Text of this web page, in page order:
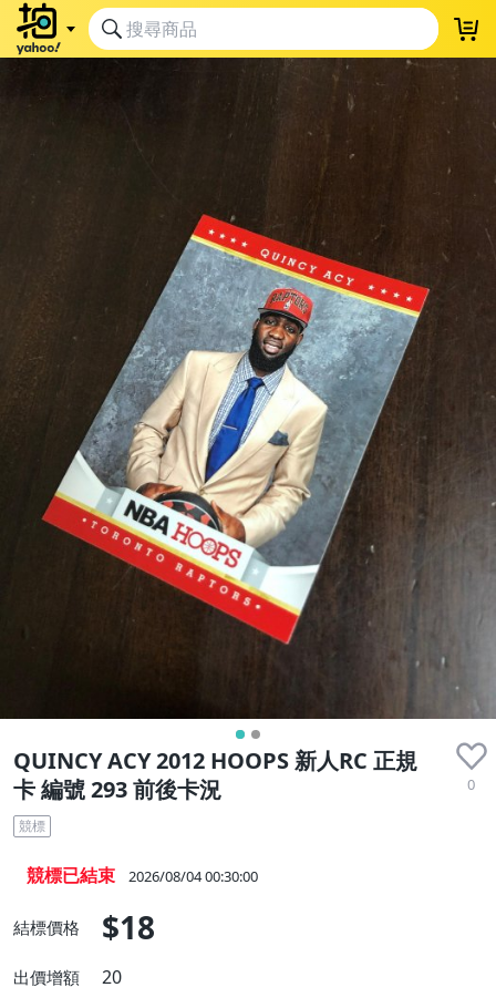
QUINCY ACY 2012 HOOPS 新人RC 正規
卡 編號 293 前後卡況
0
競標
競標已結束 2026/08/04 00:30:00
結標價格 $18
出價增額 20